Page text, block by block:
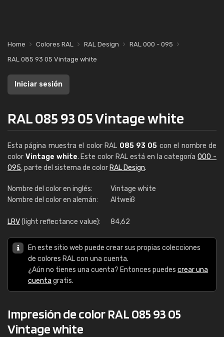
Home Colores RAL RAL Design
RAL 000 - 095
RAL 085 93 05 Vintage white
Iniciar sesión
RAL 085 93 05 Vintage white
Esta página muestra el color RAL 085 93 05 con el nombre de
color Vintage white. Este color RAL está en la categoría000 -
095, parte del sistema de color RAL Design.
Nombre del color en inglés:
Vintage white
Nombre del color en alemán:
Altweiß
LRV(light reflectance value): 84,62
En este sitio web puede crear sus propias colecciones
de colores RAL con una cuenta.
¿Aún no tienes una cuenta? Entonces puedes crear una
cuenta gratis.
Impresión de color RAL 085 93 05
Vintage white